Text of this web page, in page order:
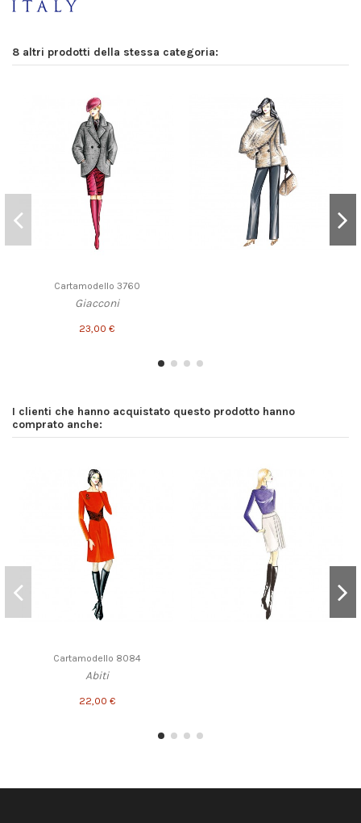
8 altri prodotti della stessa categoria:
Cartamodello 3760
Giacconi
23,00 €
I clienti che hanno acquistato questo prodotto hanno
comprato anche:
Cartamodello 8084
Abiti
22,00 €